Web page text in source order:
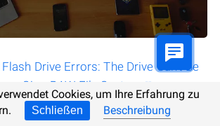
Drive Errors: The Drive Can’t Be
Size, RAW File System
Cookies, um Ihre Erfahrung zu
Schließen Beschreibung